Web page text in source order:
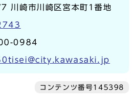
川崎市川崎区宮本町1番地
0984
コンテンツ番号145398